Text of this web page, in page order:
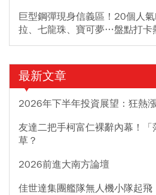
巨型鋼彈現身信義區！20個人
拉、七龍珠、寶可夢…盤點打卡
最新文章
2026年下半年投資展望：狂熱
友達二把手柯富仁裸辭內幕！「
草？
2026前進大南方論壇
佳世達集團艦隊無人機小隊起飛